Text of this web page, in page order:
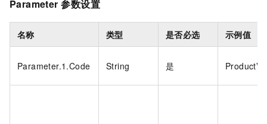
Parameter 参数设置
名称 类型 是否必选 示例值
Parameter.1.Code String 是